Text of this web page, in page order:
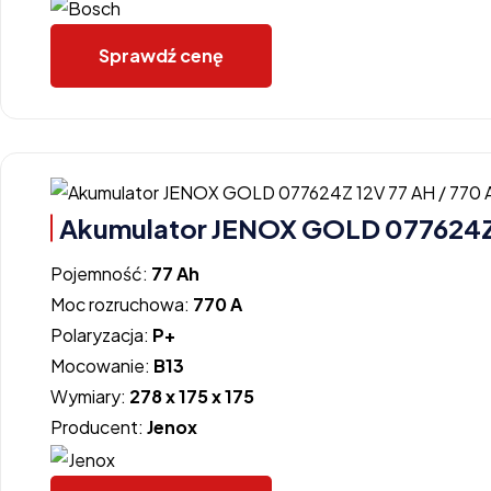
Sprawdź cenę
Akumulator JENOX GOLD
Pojemność: 77 Ah
Moc rozruchowa: 770 A
Polaryzacja: P+
Mocowanie: B13
Wymiary: 278 x 175 x 175
Producent: Jenox